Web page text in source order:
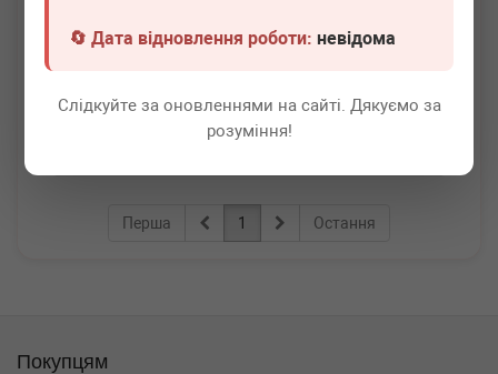
🔄 Дата відновлення роботи:невідома
Слідкуйте за оновленнями на сайті. Дякуємо за
розуміння!
Немає в наявності
Докладніше
Перша 1 Остання
Покупцям